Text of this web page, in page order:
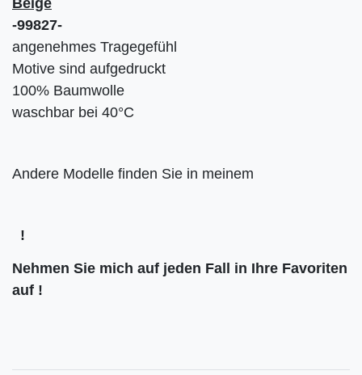
-99827-
angenehmes Tragegefühl
Motive sind aufgedruckt
100% Baumwolle
waschbar bei 40°C
Andere Modelle finden Sie in meinem
!
Nehmen Sie mich auf jeden Fall in Ihre Favoriten
auf !